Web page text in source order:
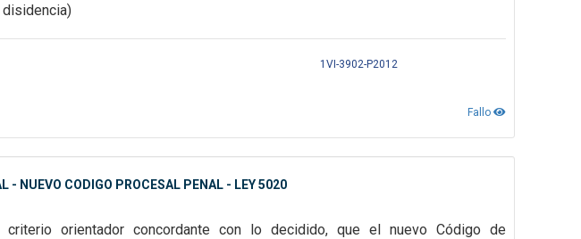
disidencia)
1VI-3902-P2012
Fallo
NUEVO CODIGO PROCESAL PENAL - LEY 5020
orientador concordante con lo decidido, que el nuevo Código de